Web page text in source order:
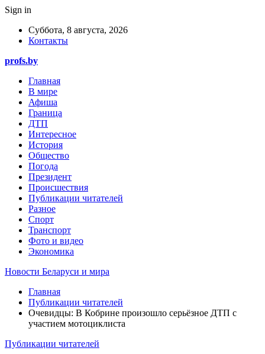
Sign in
Суббота, 8 августа, 2026
Контакты
profs.by
Главная
В мире
Афиша
Граница
ДТП
Интересное
История
Общество
Погода
Президент
Происшествия
Публикации читателей
Разное
Спорт
Транспорт
Фото и видео
Экономика
Новости Беларуси и мира
Главная
Публикации читателей
Очевидцы: В Кобрине произошло серьёзное ДТП с
участием мотоциклиста
Публикации читателей